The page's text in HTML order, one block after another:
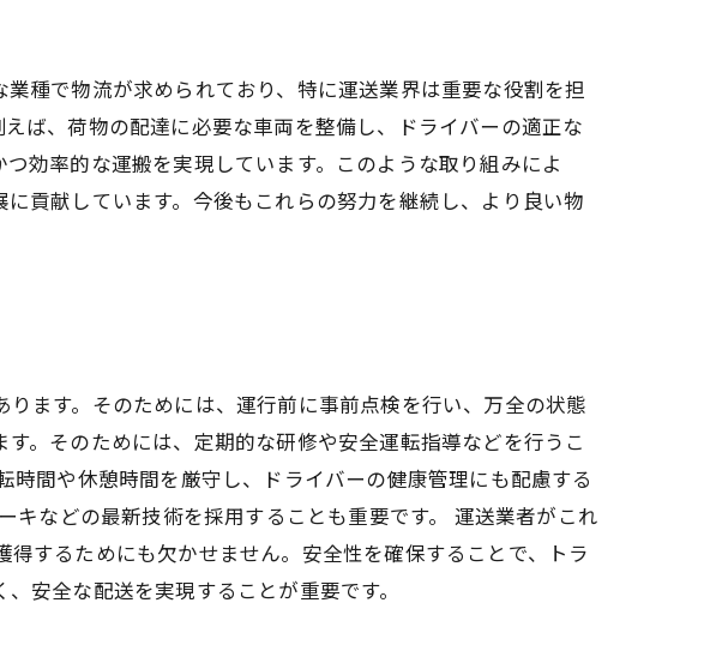
種で物流が求められており、特に運送業界は重要な役割を担
ば、荷物の配達に必要な車両を整備し、ドライバーの適正な
効率的な運搬を実現しています。このような取り組みによ
貢献しています。今後もこれらの努力を継続し、より良い物
ます。そのためには、運行前に事前点検を行い、万全の状態
。そのためには、定期的な研修や安全運転指導などを行うこ
間や休憩時間を厳守し、ドライバーの健康管理にも配慮する
キなどの最新技術を採用することも重要です。 運送業者がこれ
するためにも欠かせません。安全性を確保することで、トラ
安全な配送を実現することが重要です。